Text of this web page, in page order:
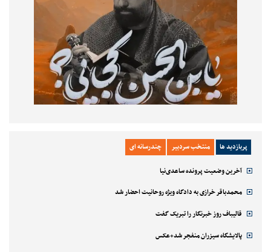
پربازدید ها منتخب سردبیر چندرسانه ای
آخرین وضعیت پرونده ساعدی‌نیا
محمدباقر خرازی به دادگاه ویژه روحانیت احضار شد
قالیباف روز خبرنگار را تبریک گفت
پالایشگاه سیزران منفجر شد+عکس